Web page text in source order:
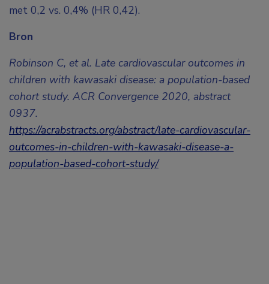
met 0,2 vs. 0,4% (HR 0,42).
Bron
Robinson C, et al. Late cardiovascular outcomes in
children with kawasaki disease: a population-based
cohort study. ACR Convergence 2020, abstract
0937.
https://acrabstracts.org/abstract/late-cardiovascular-
outcomes-in-children-with-kawasaki-disease-a-
population-based-cohort-study/